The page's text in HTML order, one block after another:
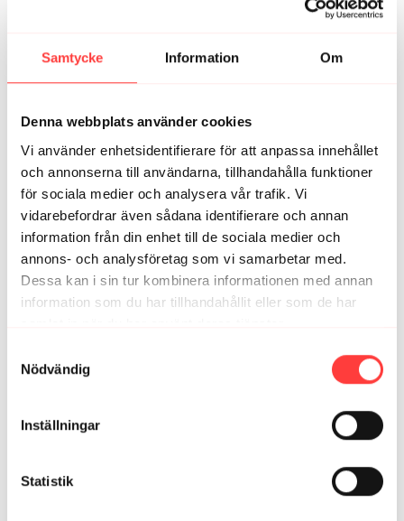
Samtycke Information Om
Denna webbplats använder cookies
Vi använder enhetsidentifierare för att anpassa innehållet
och annonserna till användarna, tillhandahålla funktioner
för sociala medier och analysera vår trafik. Vi
vidarebefordrar även sådana identifierare och annan
information från din enhet till de sociala medier och
annons- och analysföretag som vi samarbetar med.
Dessa kan i sin tur kombinera informationen med annan
information som du har tillhandahållit eller som de har
Nödvändig
Inställningar
Statistik
Nu kan jag somna gott. Tack <3
3
Clara Ö. juni 16, 2025
Känns som att Carolina ser en, när hon säger ”slappna
av i käken”, och man blir påmind om att man återigen
hamnat i det invanda mönstret med ihopbitna käkar😬
tack för ett bra pms-pass! 🩵